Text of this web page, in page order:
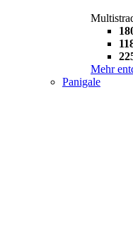
Mehr
Panigale